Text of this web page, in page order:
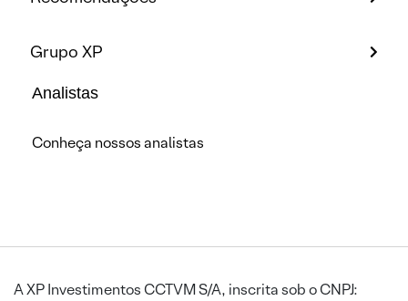
Grupo XP
Analistas
Conheça nossos analistas
A XP Investimentos CCTVM S/A, inscrita sob o CNPJ: